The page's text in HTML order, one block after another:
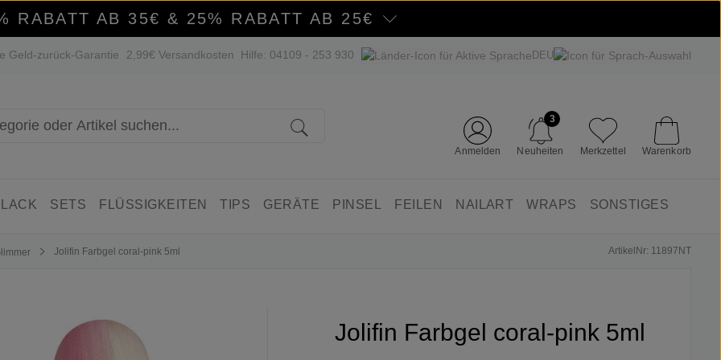
RABATT AB 35€ & 25% RABATT AB 25€
Geld-zurück-Garantie 2,99€ Versandkosten Hilfe: 04109 - 253 930 DEU
Anmelden Neuheiten
3
Merkzettel Warenkorb
SETS FLÜSSIGKEITEN TIPS GERÄTE PINSEL FEILEN NAILART WRAPS SONSTIGES
Jolifin Farbgel coral-pink 5ml ArtikelNr: 11897NT
Jolifin Farbgel coral-pink 5ml